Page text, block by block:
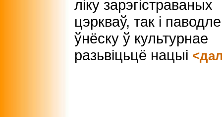
ліку зарэгістраваных
цэркваў, так і паводле
ўнёску ў культурнае
разьвіцьцё нацыі